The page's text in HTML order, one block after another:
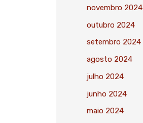
novembro 2024
outubro 2024
setembro 2024
agosto 2024
julho 2024
junho 2024
maio 2024